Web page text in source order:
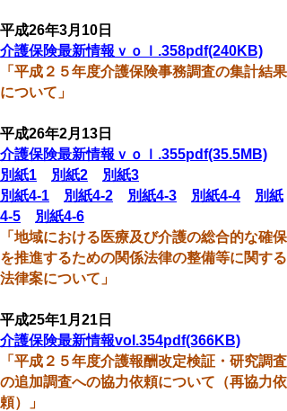
平成26年3月10日
介護保険最新情報ｖｏｌ.358pdf(240KB)
「平成２５年度介護保険事務調査の集計結果
について」
平成26年2月13日
介護保険最新情報ｖｏｌ.355pdf(35.5MB)
別紙1
別紙2
別紙3
別紙4-1
別紙4-2 別紙4-3 別紙4-4
別紙
4-5
別紙4-6
「地域における医療及び介護の総合的な確保
を推進するための関係法律の整備等に関する
法律案について」
平成25年1月21日
介護保険最新情報vol.354pdf(366KB)
「平成２５年度介護報酬改定検証・研究調査
の追加調査への協力依頼について（再協力依
頼）」